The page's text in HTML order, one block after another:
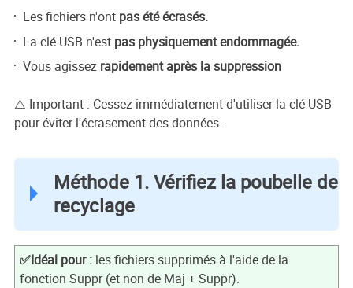
Les fichiers n'ont pas été écrasés.
La clé USB n'est pas physiquement endommagée.
Vous agissez rapidement après la suppression
⚠️ Important : Cessez immédiatement d'utiliser la clé USB
pour éviter l'écrasement des données.
Méthode 1. Vérifiez la poubelle de
recyclage
✅Idéal pour :les fichiers supprimés à l'aide de la
fonction Suppr (et non de Maj + Suppr).